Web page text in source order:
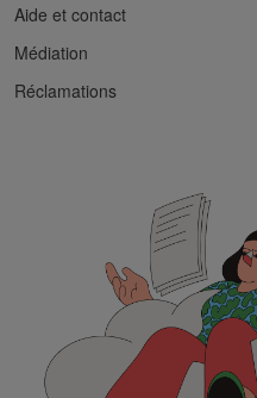
Aide et contact
Médiation
Réclamations